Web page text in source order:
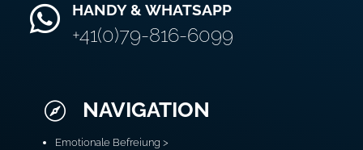
 HANDY & WHATSAPP
+41(0)79-816-6099
 NAVIGATION
Emotionale Befreiung >